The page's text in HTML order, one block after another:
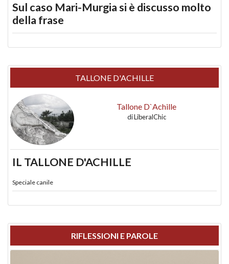
Sul caso Mari-Murgia si è discusso molto
della frase
TALLONE D'ACHILLE
Tallone D`Achille
diLiberalChic
IL TALLONE D'ACHILLE
Speciale canile
RIFLESSIONI E PAROLE